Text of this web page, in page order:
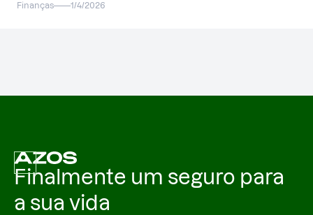
Finanças 1/4/2026
Finalmente um seguro para
a sua vida